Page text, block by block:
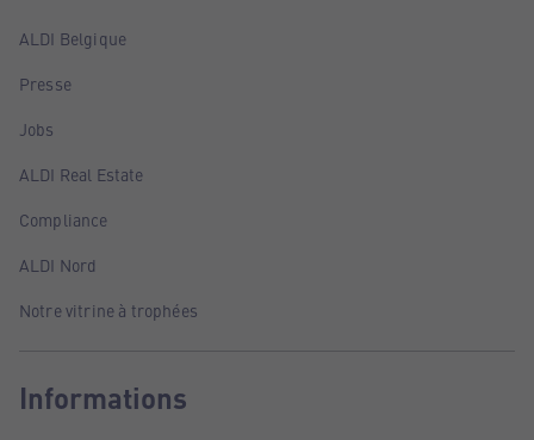
ALDI Belgique
Presse
Jobs
ALDI Real Estate
Compliance
ALDI Nord
Notre vitrine à trophées
Informations